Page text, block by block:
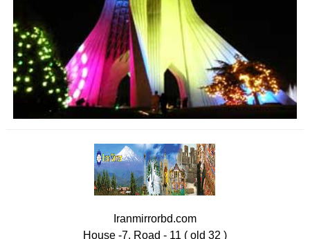
Iranmirrorbd.com
House -7, Road - 11 ( old 32 )